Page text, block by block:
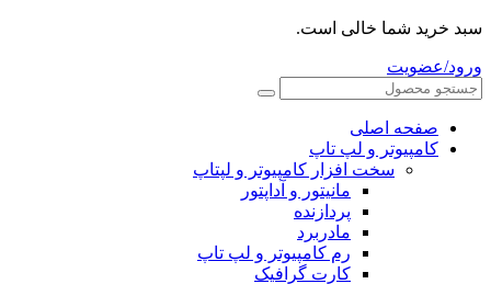
سبد خرید شما خالی است.
ورود/عضویت
صفحه اصلی
کامپیوتر و‌‌‌‌‌ لپ تاپ
سخت افزار کامپیوتر و لپتاپ
مانیتور و آداپتور
پردازنده
مادربرد
رم کامپیوتر و لپ تاپ
کارت گرافیک